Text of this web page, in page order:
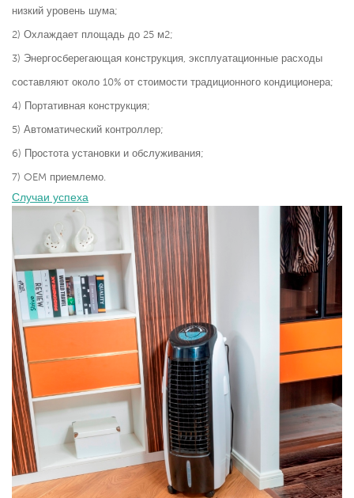
низкий уровень шума;
2) Охлаждает площадь до 25 м2;
3) Энергосберегающая конструкция, эксплуатационные расходы
составляют около 10% от стоимости традиционного кондиционера;
4) Портативная конструкция;
5) Автоматический контроллер;
6) Простота установки и обслуживания;
7) OEM приемлемо.
Случаи успеха